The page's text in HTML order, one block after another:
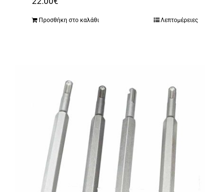
Προσθήκη στο καλάθι Λεπτομέρειες